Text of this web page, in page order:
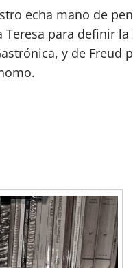
echa mano de
Teresa para definir
y de Freud